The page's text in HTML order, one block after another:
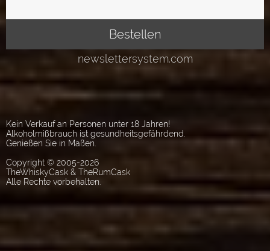
Kein Verkauf an Personen unter 18 Jahren!
Alkoholmißbrauch ist gesundheitsgefährdend.
Genießen Sie in Maßen.
Copyright © 2005-2026
TheWhiskyCask & TheRumCask
Alle Rechte vorbehalten.